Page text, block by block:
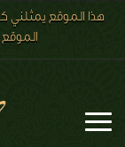
هذا الموقع يمثلني